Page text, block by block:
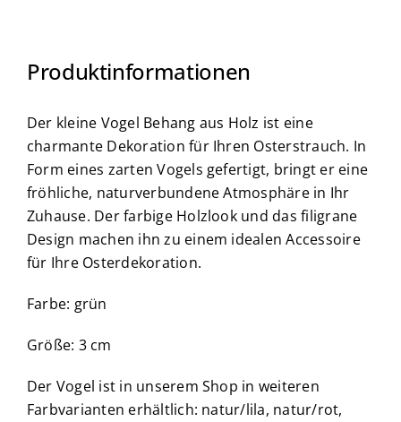
Produktinformationen
Der kleine Vogel Behang aus Holz ist eine
charmante Dekoration für Ihren Osterstrauch. In
Form eines zarten Vogels gefertigt, bringt er eine
fröhliche, naturverbundene Atmosphäre in Ihr
Zuhause. Der farbige Holzlook und das filigrane
Design machen ihn zu einem idealen Accessoire
für Ihre Osterdekoration.
Farbe: grün
Größe: 3 cm
Der Vogel ist in unserem Shop in weiteren
Farbvarianten erhältlich: natur/lila, natur/rot,